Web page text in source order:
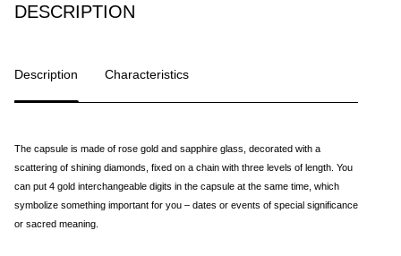
DESCRIPTION
Description Characteristics
The capsule is made of rose gold and sapphire glass, decorated with a
scattering of shining diamonds, fixed on a chain with three levels of length. You
can put 4 gold interchangeable digits in the capsule at the same time, which
symbolize something important for you – dates or events of special significance
or sacred meaning.